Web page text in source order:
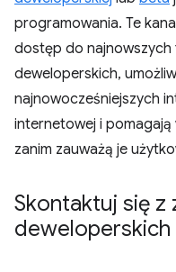
programowania. Te
dostęp do najnowszych
deweloperskich,
najnowocześniejszych
internetowej i
zanim zauważą je
Skontaktuj się z